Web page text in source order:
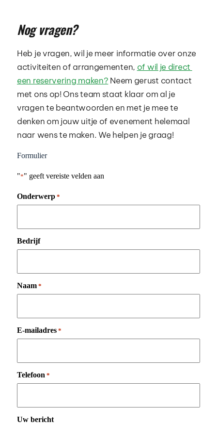
Nog vragen?
Heb je vragen, wil je meer informatie over onze
activiteiten of arrangementen, of wil je direct
een reservering maken? Neem gerust contact
met ons op! Ons team staat klaar om al je
vragen te beantwoorden en met je mee te
denken om jouw uitje of evenement helemaal
naar wens te maken. We helpen je graag!
Formulier
"*" geeft vereiste velden aan
Onderwerp *
Bedrijf
Naam *
E-mailadres *
Telefoon *
Uw bericht